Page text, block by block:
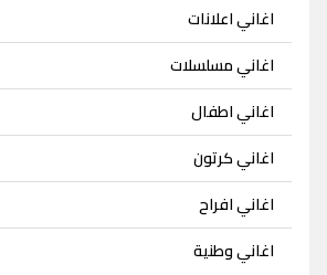
اغاني اعلانات
اغاني مسلسلات
اغاني اطفال
اغاني كرتون
اغاني افراح
اغاني وطنية